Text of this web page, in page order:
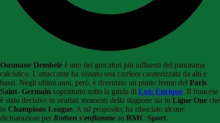
Ousmane Dembélé è uno dei giocatori più influenti del panorama
calcistico. L'attaccante ha vissuto una carriera caraterizzata da alti e
bassi. Negli ultimi anni, però, è diventato un punto fermo del Paris
Saint- Germain soprattutto sotto la guida di Luis Enrique. Il francese
è stato decisivo in svariati momenti della stagione sia in Ligue One che
in Champions League. A tal proposito, ha rilasciato alcune
dichiarazioni per Rothen s'enflamme su RMC Sport.